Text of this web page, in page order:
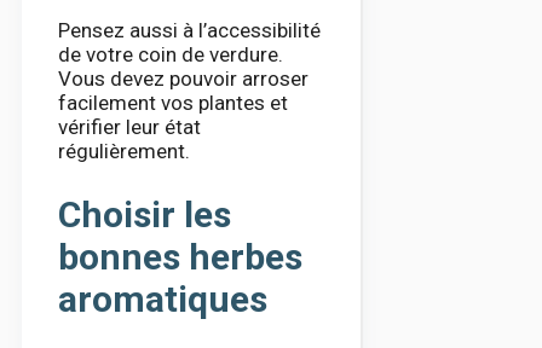
Pensez aussi à l’accessibilité
de votre coin de verdure.
Vous devez pouvoir arroser
facilement vos plantes et
vérifier leur état
régulièrement.
Choisir les
bonnes herbes
aromatiques